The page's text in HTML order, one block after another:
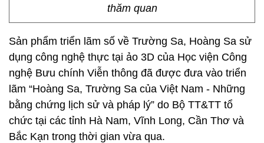
thăm quan
Sản phẩm triển lãm số về Trường Sa, Hoàng Sa sử
dụng công nghệ thực tại ảo 3D của Học viện Công
nghệ Bưu chính Viễn thông đã được đưa vào triển
lãm “Hoàng Sa, Trường Sa của Việt Nam - Những
bằng chứng lịch sử và pháp lý” do Bộ TT&TT tổ
chức tại các tỉnh Hà Nam, Vĩnh Long, Cần Thơ và
Bắc Kạn trong thời gian vừa qua.